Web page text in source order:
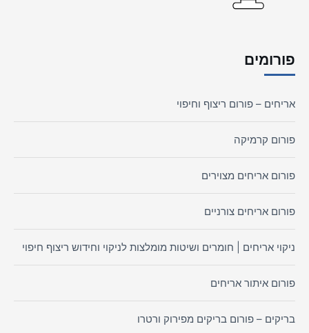
פורומים
אריחים – פורום ריצוף וחיפוי
פורום קרמיקה
פורום אריחים מצוירים
פורום אריחים צורניים
ניקוי אריחים | חומרים ושיטות מומלצות לניקוי וחידוש ריצוף חיפוי
פורום איתור אריחים
בריקים – פורום בריקים מפירוק ורטרו